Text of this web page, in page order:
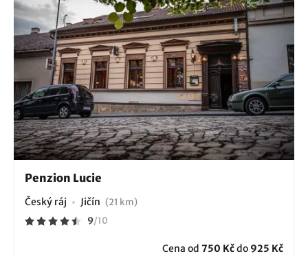
Penzion Lucie
Český ráj Jičín (21 km)
9/10
Cena od 750 Kčdo 925 Kč